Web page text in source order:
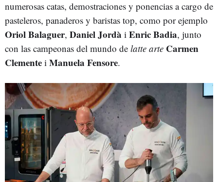
numerosas catas, demostraciones y ponencias a cargo de
pasteleros, panaderos y baristas top, como por ejemplo
Oriol Balaguer, Daniel Jordà i Enric Badia, junto
con las campeonas del mundo de latte arte Carmen
Clemente i Manuela Fensore.